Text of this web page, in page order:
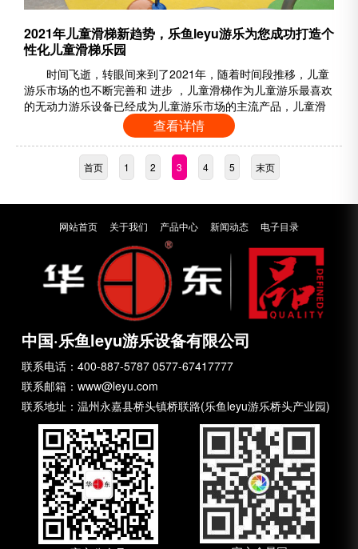
2021年儿童滑梯新趋势，乐鱼leyu游乐为您成功打造个
性化儿童滑梯乐园
时间飞逝，转眼间来到了2021年，随着时间段推移，儿童
游乐市场的也不断完善和 进步 ，儿童滑梯作为儿童游乐最喜欢
的无动力游乐设备已经成为儿童游乐市场的主流产品，儿童滑
梯也从以往的注重功能，注重安全隐患，追求款式样式主题
化， 逐渐的变成了 到今天的量身定做特色的儿童滑梯，儿童滑
梯也在市场有了突飞猛进的进步与……
查看详情
首页 1 2 3 4 5 末页
网站首页 关于我们 产品中心 新闻动态 电子目录
中国·乐鱼leyu游乐设备有限公司
联系电话：400-887-5787 0577-67417777
联系邮箱：www@leyu.com
联系地址：温州永嘉县桥头镇桥联路(乐鱼leyu游乐桥头产业园)